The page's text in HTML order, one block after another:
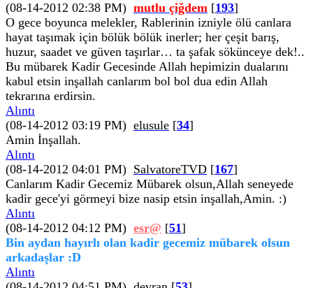
(08-14-2012 02:38 PM) mutlu çiğdem [193]
O gece boyunca melekler, Rablerinin izniyle ölü canlara
hayat taşımak için bölük bölük inerler; her çeşit barış,
huzur, saadet ve güven taşırlar… ta şafak sökünceye dek!..
Bu mübarek Kadir Gecesinde Allah hepimizin dualarını
kabul etsin inşallah canlarım bol bol dua edin Allah
tekrarına erdirsin.
Alıntı
(08-14-2012 03:19 PM) elusule [34]
Amin İnşallah.
Alıntı
(08-14-2012 04:01 PM) SalvatoreTVD [167]
Canlarım Kadir Gecemiz Mübarek olsun,Allah seneyede
kadir gece'yi görmeyi bize nasip etsin inşallah,Amin. :)
Alıntı
(08-14-2012 04:12 PM) esr@ [51]
Bin aydan hayırlı olan kadir gecemiz mübarek olsun
arkadaşlar :D
Alıntı